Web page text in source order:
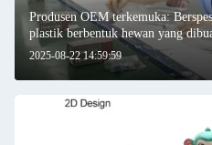
2025-08-22 14:59:59
Produsen OEM terkemuka:
plastik berbentuk hewan yang